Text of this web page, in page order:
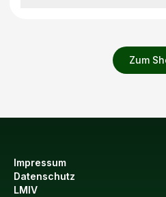
Zum
Impressum
Datenschutz
LMIV